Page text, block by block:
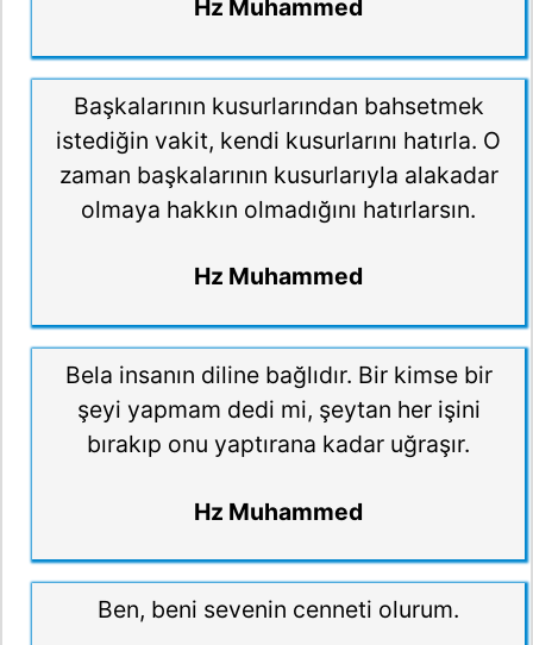
Hz Muhammed
Başkalarının kusurlarından bahsetmek
istediğin vakit, kendi kusurlarını hatırla. O
zaman başkalarının kusurlarıyla alakadar
olmaya hakkın olmadığını hatırlarsın.
Hz Muhammed
Bela insanın diline bağlıdır. Bir kimse bir
şeyi yapmam dedi mi, şeytan her işini
bırakıp onu yaptırana kadar uğraşır.
Hz Muhammed
Ben, beni sevenin cenneti olurum.